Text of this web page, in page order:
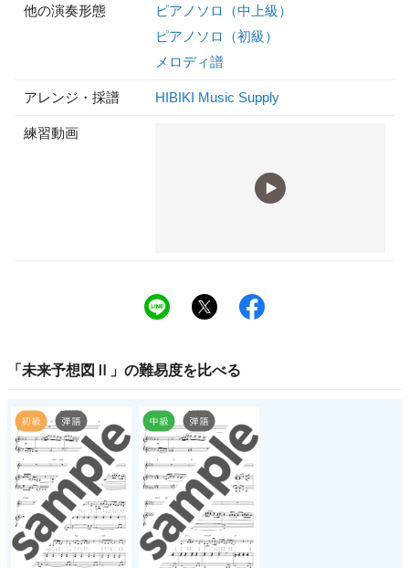
他の演奏形態
ピアノソロ（中上級）
ピアノソロ（初級）
メロディ譜
アレンジ・採譜 HIBIKI Music Supply
練習動画
「 未来予想図Ⅱ 」の難易度を比べる